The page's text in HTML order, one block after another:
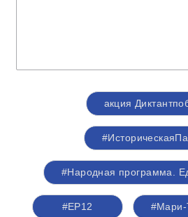
акция
#Народная программа.
#ЕР12 #Мари-